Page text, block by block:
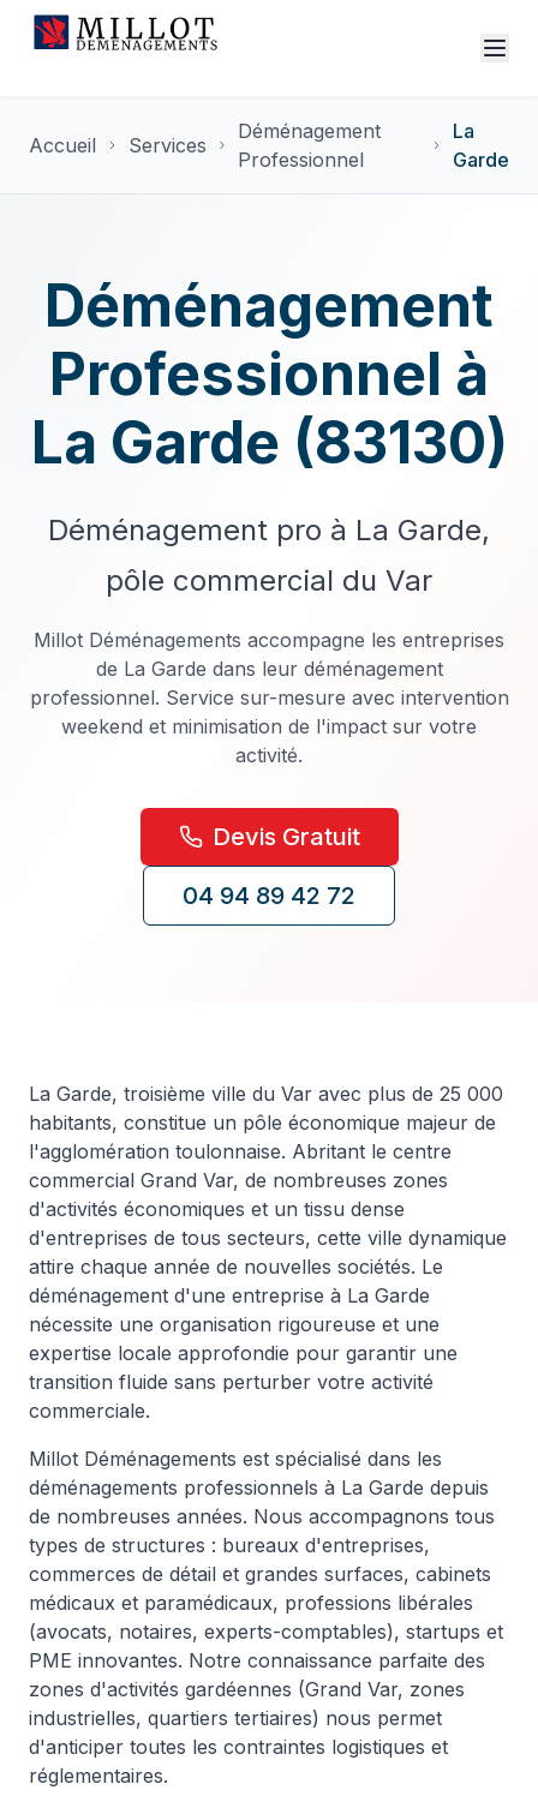
Accueil Services
Déménagement
Professionnel
La
Garde
Déménagement
Professionnel à
La Garde (83130)
Déménagement pro à La Garde,
pôle commercial du Var
Millot Déménagements accompagne les entreprises
de La Garde dans leur déménagement
professionnel. Service sur-mesure avec intervention
weekend et minimisation de l'impact sur votre
activité.
Devis Gratuit
04 94 89 42 72
La Garde, troisième ville du Var avec plus de 25 000
habitants, constitue un pôle économique majeur de
l'agglomération toulonnaise. Abritant le centre
commercial Grand Var, de nombreuses zones
d'activités économiques et un tissu dense
d'entreprises de tous secteurs, cette ville dynamique
attire chaque année de nouvelles sociétés. Le
déménagement d'une entreprise à La Garde
nécessite une organisation rigoureuse et une
expertise locale approfondie pour garantir une
transition fluide sans perturber votre activité
commerciale.
Millot Déménagements est spécialisé dans les
déménagements professionnels à La Garde depuis
de nombreuses années. Nous accompagnons tous
types de structures : bureaux d'entreprises,
commerces de détail et grandes surfaces, cabinets
médicaux et paramédicaux, professions libérales
(avocats, notaires, experts-comptables), startups et
PME innovantes. Notre connaissance parfaite des
zones d'activités gardéennes (Grand Var, zones
industrielles, quartiers tertiaires) nous permet
d'anticiper toutes les contraintes logistiques et
réglementaires.